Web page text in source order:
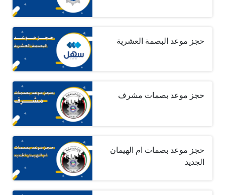
حجز موعد البصمة العشرية
حجز موعد بصمات مشرف
حجز موعد بصمات ام الهيمان
الجديد